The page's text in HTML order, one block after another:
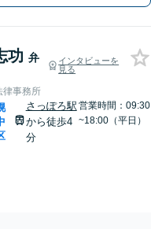
功 弁
インタビューを
見る
律事務所
さっぽろ駅
から徒歩4
分
営業時間：09:30
~18:00（平日）